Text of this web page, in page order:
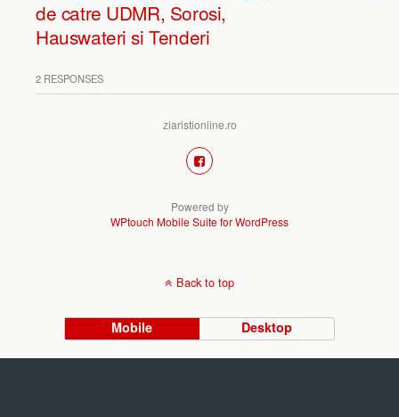
de catre UDMR, Sorosi,
Hauswateri si Tenderi
2 RESPONSES
ziaristionline.ro
Powered by
WPtouch Mobile Suite for WordPress
Back to top
Mobile Desktop